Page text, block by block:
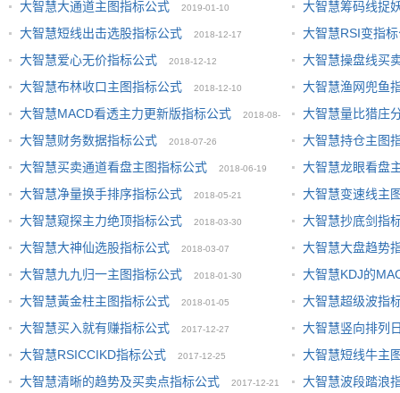
大智慧大通道主图指标公式
2019-01-10
大智慧筹码线捉
大智慧短线出击选股指标公式
2018-12-17
大智慧RSI变指
大智慧爱心无价指标公式
2018-12-12
大智慧操盘线买
大智慧布林收口主图指标公式
2018-12-10
大智慧渔网兜鱼
大智慧MACD看透主力更新版指标公式
2018-08-
06
大智慧量比猎庄
大智慧财务数据指标公式
2018-07-26
大智慧持仓主图
大智慧买卖通道看盘主图指标公式
2018-06-19
大智慧龙眼看盘
大智慧净量换手排序指标公式
2018-05-21
大智慧变速线主
大智慧窥探主力绝顶指标公式
2018-03-30
大智慧抄底剑指
大智慧大神仙选股指标公式
2018-03-07
大智慧大盘趋势
大智慧九九归一主图指标公式
2018-01-30
大智慧KDJ的
大智慧黃金柱主图指标公式
2018-01-05
大智慧超级波指
大智慧买入就有赚指标公式
2017-12-27
大智慧竖向排列
大智慧RSICCIKD指标公式
2017-12-25
大智慧短线牛主
大智慧清晰的趋势及买卖点指标公式
2017-12-21
大智慧波段踏浪